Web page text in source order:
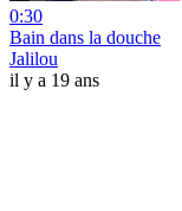
0:30
Bain dans la douche
Jalilou
il y a 19 ans